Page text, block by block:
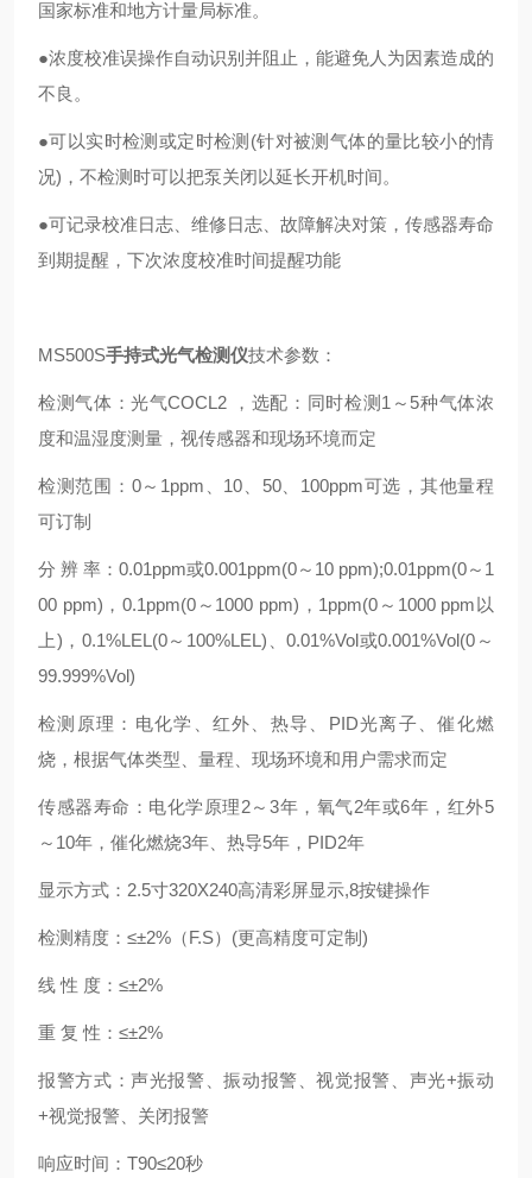
国家标准和地方计量局标准。
●浓度校准误操作自动识别并阻止，能避免人为因素造成的
不良。
●可以实时检测或定时检测(针对被测气体的量比较小的情
况)，不检测时可以把泵关闭以延长开机时间。
●可记录校准日志、维修日志、故障解决对策，传感器寿命
到期提醒，下次浓度校准时间提醒功能
MS500S手持式光气检测仪技术参数：
检测气体：光气COCL2 ，选配：同时检测1～5种气体浓
度和温湿度测量，视传感器和现场环境而定
检测范围：0～1ppm、10、50、100ppm可选，其他量程
可订制
分 辨 率：0.01ppm或0.001ppm(0～10 ppm);0.01ppm(0～1
00 ppm)，0.1ppm(0～1000 ppm)，1ppm(0～1000 ppm以
上)，0.1%LEL(0～100%LEL)、0.01%Vol或0.001%Vol(0～
99.999%Vol)
检测原理：电化学、红外、热导、PID光离子、催化燃
烧，根据气体类型、量程、现场环境和用户需求而定
传感器寿命：电化学原理2～3年，氧气2年或6年，红外5
～10年，催化燃烧3年、热导5年，PID2年
显示方式：2.5寸320X240高清彩屏显示,8按键操作
检测精度：≤±2%（F.S）(更高精度可定制)
线 性 度：≤±2%
重 复 性：≤±2%
报警方式：声光报警、振动报警、视觉报警、声光+振动
+视觉报警、关闭报警
响应时间：T90≤20秒